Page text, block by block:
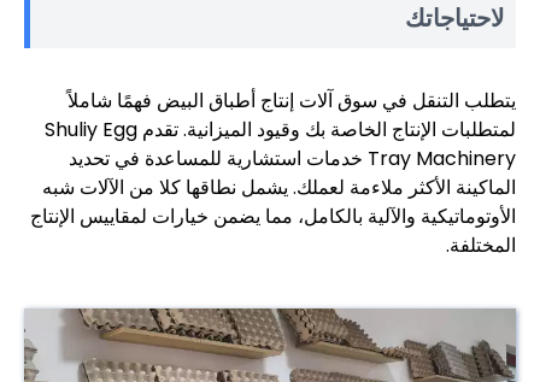
لاحتياجاتك
يتطلب التنقل في سوق آلات إنتاج أطباق البيض فهمًا شاملاً
لمتطلبات الإنتاج الخاصة بك وقيود الميزانية. تقدم Shuliy Egg
Tray Machinery خدمات استشارية للمساعدة في تحديد
الماكينة الأكثر ملاءمة لعملك. يشمل نطاقها كلا من الآلات شبه
الأوتوماتيكية والآلية بالكامل، مما يضمن خيارات لمقاييس الإنتاج
المختلفة.